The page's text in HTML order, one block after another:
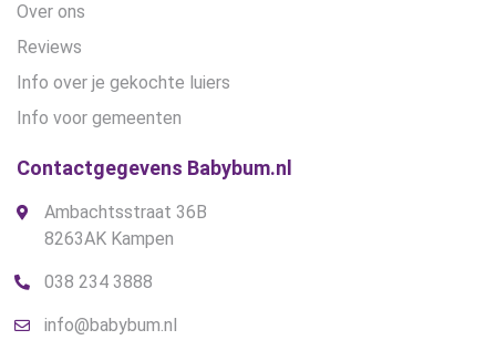
Over ons
Reviews
Info over je gekochte luiers
Info voor gemeenten
Contactgegevens Babybum.nl
Ambachtsstraat 36B
8263AK Kampen
038 234 3888
info@babybum.nl